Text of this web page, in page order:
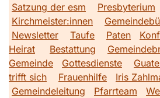
Satzung der esm
Presbyterium
Kirchmeister:innen
Newsletter
Taufe Paten
Heirat
Bestattung
Gemeinde
Gottesdienste
trifft sich
Frauenhilfe Iris
Gemeindeleitung
Pfarrteam